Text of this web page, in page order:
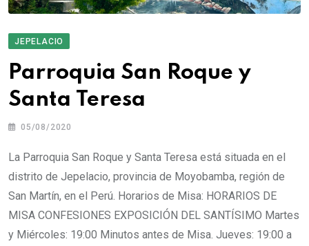
JEPELACIO
Parroquia San Roque y
Santa Teresa
05/08/2020
La Parroquia San Roque y Santa Teresa está situada en el
distrito de Jepelacio, provincia de Moyobamba, región de
San Martín, en el Perú. Horarios de Misa: HORARIOS DE
MISA CONFESIONES EXPOSICIÓN DEL SANTÍSIMO Martes
y Miércoles: 19:00 Minutos antes de Misa. Jueves: 19:00 a